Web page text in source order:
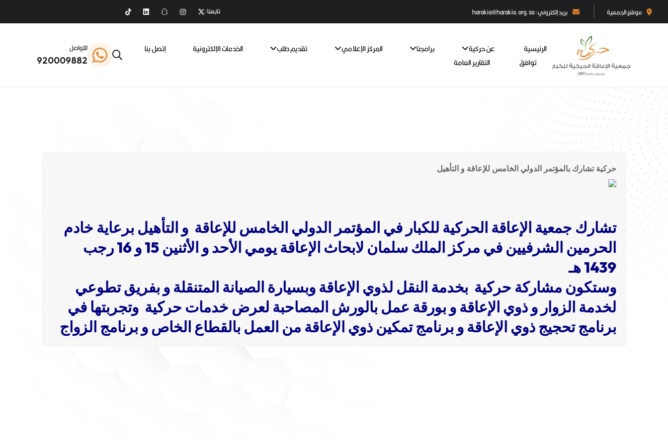
موقع الجمعية بريد إلكتروني : harakia@harakia.org.sa تابعنا :
الرئيسية عن حركية برامجنا المركز الإعلامي تقديم طلب الخدمات الإلكترونية
إتصل بنا
توافق
التقارير العامة
للتواصل
920009882
حركية تشارك بالمؤتمر الدولي الخامس للإعاقة و التأهيل
تشارك جمعية الإعاقة الحركية للكبار في المؤتمر الدولي الخامس للإعاقة و التأهيل برعاية خادم
الحرمين الشرفيين في مركز الملك سلمان لابحاث الإعاقة يومي الأحد و الأثنين 15 و 16 رجب
1439 هـ
وستكون مشاركة حركية بخدمة النقل لذوي الإعاقة وبسيارة الصيانة المتنقلة و بفريق تطوعي
لخدمة الزوار و ذوي الإعاقة و بورقة عمل بالورش المصاحبة لعرض خدمات حركية وتجربتها في
برنامج تحجيج ذوي الإعاقة و برنامج تمكين ذوي الإعاقة من العمل بالقطاع الخاص و برنامج الزواج